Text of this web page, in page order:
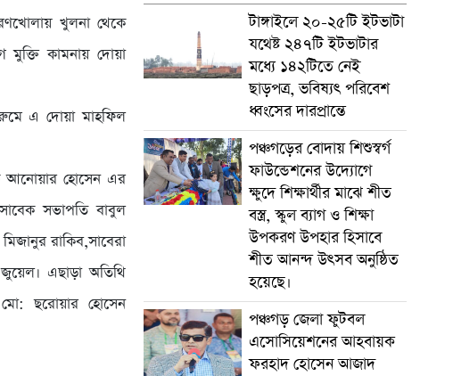
খুলনা থেকে
কামনায় দোয়া
এ দোয়া মাহফিল
আনোয়ার হোসেন এর
সাবেক সভাপতি বাবুল
রাকিব,সাবেরা
এছাড়া অতিথি
মো: ছরোয়ার হোসেন
টাঙ্গাইলে ২০-২৫টি ইটভাটা
যথেষ্ট ২৪৭টি ইটভাটার
মধ্যে ১৪২টিতে নেই
ছাড়পত্র, ভবিষ্যৎ পরিবেশ
ধ্বংসের দারপ্রান্তে
পঞ্চগড়ের বোদায় শিশুস্বর্গ
ফাউন্ডেশনের উদ্যোগে
ক্ষুদে শিক্ষার্থীর মাঝে শীত
বস্ত্র, স্কুল ব্যাগ ও শিক্ষা
উপকরণ উপহার হিসাবে
শীত আনন্দ উৎসব অনুষ্ঠিত
হয়েছে।
পঞ্চগড় জেলা ফুটবল
এসোসিয়েশনের আহবায়ক
ফরহাদ হোসেন আজাদ